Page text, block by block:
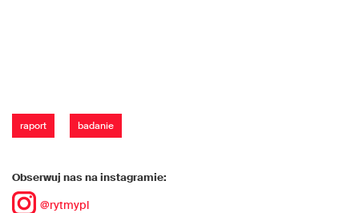
raport badanie
Obserwuj nas na instagramie:
@rytmypl